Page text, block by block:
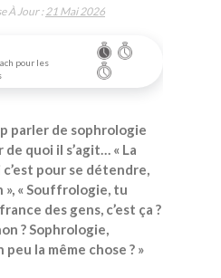
À Jour :21 Mai 2026
pour les
parler de sophrologie
quoi il s’agit… « La
pour se détendre,
», « Souffrologie, tu
des gens, c’est ça ?
? Sophrologie,
la même chose ? »